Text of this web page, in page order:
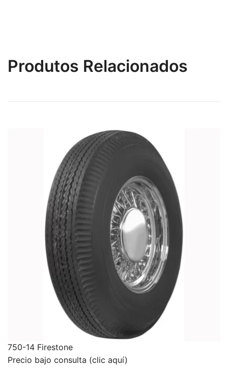
Produtos Relacionados
750-14 Firestone
Precio bajo consulta (clic aquí)